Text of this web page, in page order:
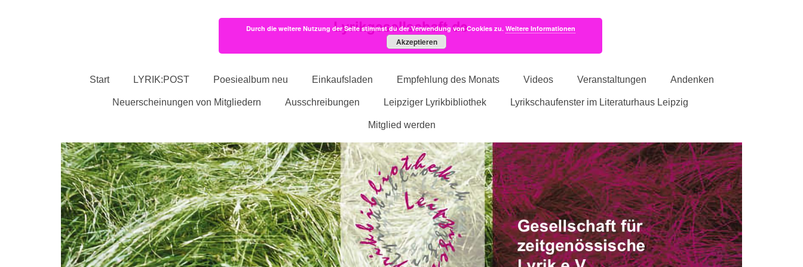
Start LYRIK:POST Poesiealbum neu Einkaufsladen Empfehlung des Monats Videos Veranstaltungen Andenken
Neuerscheinungen von Mitgliedern Ausschreibungen Leipziger Lyrikbibliothek Lyrikschaufenster im Literaturhaus Leipzig
Mitglied werden
Durch die weitere Nutzung der Seite stimmst du der Verwendung von Cookies zu. Weitere Informationen
Akzeptieren